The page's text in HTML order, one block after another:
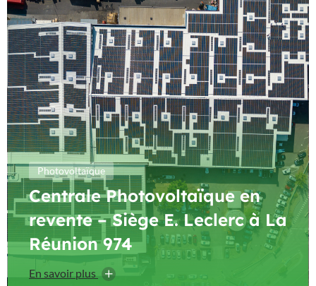
Photovoltaïque
Centrale Photovoltaïque en
revente – Siège E. Leclerc à La
Réunion 974
En savoir plus